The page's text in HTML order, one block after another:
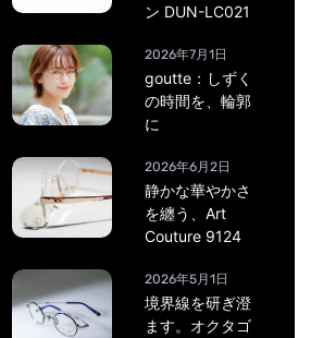
ン DUN-LC021
2026年7月1日
goutte：しずく
の時間を、輪郭
に
2026年6月2日
静かな華やかさ
を纏う、Art
Couture 9124
2026年5月1日
境界線を研ぎ澄
ます。オクタゴ